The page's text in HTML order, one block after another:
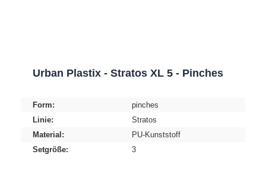
Urban Plastix - Stratos XL 5 - Pinches
Form:
pinches
Linie:
Stratos
Material:
PU-Kunststoff
Setgröße:
3